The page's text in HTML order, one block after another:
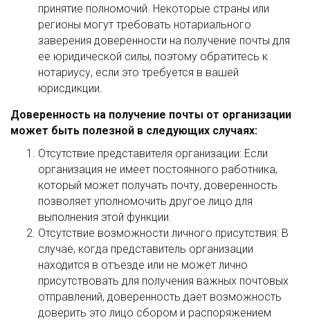
принятие полномочий. Некоторые страны или
регионы могут требовать нотариального
заверения доверенности на получение почты для
ее юридической силы, поэтому обратитесь к
нотариусу, если это требуется в вашей
юрисдикции.
Доверенность на получение почты от организации
может быть полезной в следующих случаях:
Отсутствие представителя организации: Если
организация не имеет постоянного работника,
который может получать почту, доверенность
позволяет уполномочить другое лицо для
выполнения этой функции.
Отсутствие возможности личного присутствия: В
случае, когда представитель организации
находится в отъезде или не может лично
присутствовать для получения важных почтовых
отправлений, доверенность дает возможность
доверить это лицо сбором и распоряжением